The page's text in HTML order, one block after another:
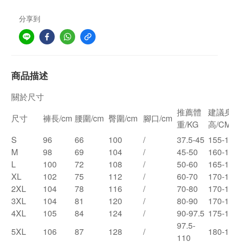
分享到
商品描述
關於尺寸
尺寸
褲長/cm 腰圍/cm 臀圍/cm 腳口/cm
推薦體
重/KG
建議
高/
S
96 66 100 / 37.5-45 155-
M
98 69 104 / 45-50
160-
L
100 72 108 / 50-60
165-
XL
102 75 112 / 60-70
170-
2XL
104 78 116 / 70-80
170-
3XL
104 81 120 / 80-90
170-
4XL
105 84 124 / 90-97.5 175-
5XL
106 87 128 /
97.5-
110
180-